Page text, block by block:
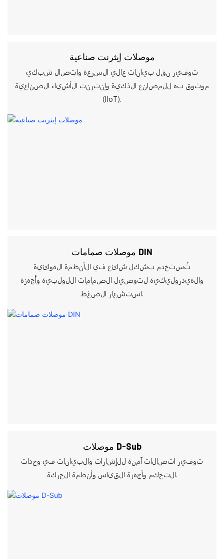
موصلات إيثرنت صناعية
توفير نقل بيانات عالي السرعة واتصال شبكي
موثوق به للمصانع الذكية وإنترنت الأشياء الصناعية
(IIoT).
موصلات صمامات DIN
تُستخدم بشكل شائع في الأنظمة الهوائية
والهيدروليكية لتوصيل الصمامات اللولبية وأجهزة
استشعار الضغط.
موصلات D-Sub
توفير اتصالات آمنة للإشارات والبيانات في وحدات
التحكم وأجهزة القياس وأنظمة الحركة.